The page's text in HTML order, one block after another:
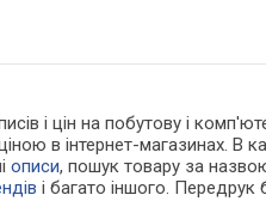
і цін на побутову і
в інтернет-магазинах. В
описи, пошук товару за
і багато іншого. Передрук